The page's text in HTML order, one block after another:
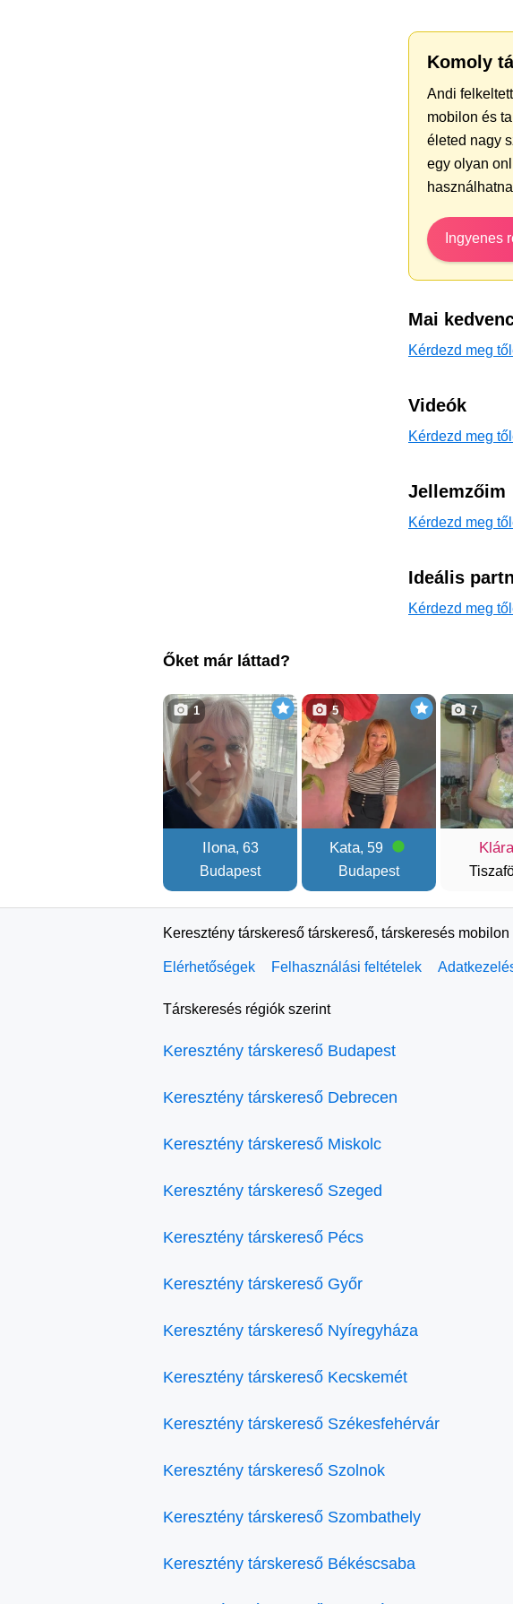
Komoly
Andi
mobilon és
életed nagy
egy olyan
Ingyenes
Mai
Kérdezd meg
Videók
Kérdezd meg
Jellemzőim
Kérdezd meg
Ideális
Kérdezd meg
Őket már láttad?
IIona, 63
Budapest
1
Kata, 59
Budapest
5
Klára
7
Keresztény társkereső társkereső, társkeresés mobilon
Elérhetőségek Felhasználási feltételek
Társkeresés régiók szerint
Keresztény társkereső Budapest
Keresztény társkereső Debrecen
Keresztény társkereső Miskolc
Keresztény társkereső Szeged
Keresztény társkereső Pécs
Keresztény társkereső Győr
Keresztény társkereső Nyíregyháza
Keresztény társkereső Kecskemét
Keresztény társkereső Székesfehérvár
Keresztény társkereső Szolnok
Keresztény társkereső Szombathely
Keresztény társkereső Békéscsaba